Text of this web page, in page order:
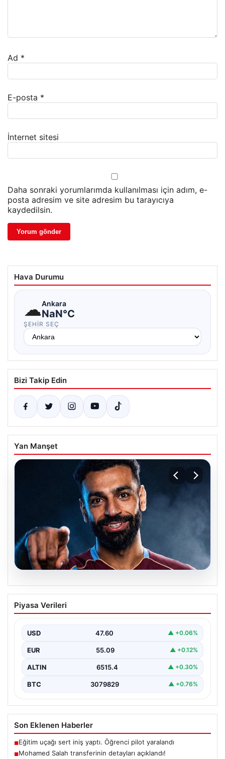
Ad *
E-posta *
İnternet sitesi
Daha sonraki yorumlarımda kullanılması için adım, e-
posta adresim ve site adresim bu tarayıcıya
kaydedilsin.
Hava Durumu
☁Ankara
NaN°C
ŞEHIR SEÇ
Bizi Takip Edin
Yan Manşet
Mohamed Salah transferinin detayları
açıklandı!
Piyasa Verileri
USD 47.60 ▲ +0.06%
EUR 55.09 ▲ +0.12%
ALTIN 6515.4 ▲ +0.30%
BTC 3079829 ▲ +0.76%
Son Eklenen Haberler
■Eğitim uçağı sert iniş yaptı. Öğrenci pilot yaralandı
■Mohamed Salah transferinin detayları açıklandı!